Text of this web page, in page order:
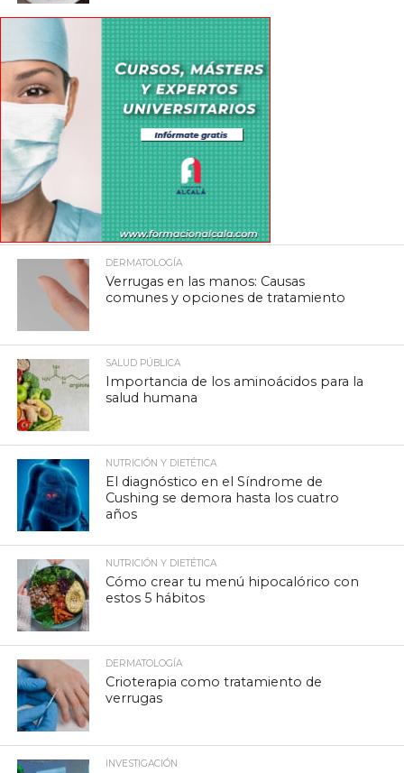
DERMATOLOGÍA
Verrugas en las manos: Causas
comunes y opciones de tratamiento
SALUD PÚBLICA
Importancia de los aminoácidos para la
salud humana
NUTRICIÓN Y DIETÉTICA
El diagnóstico en el Síndrome de
Cushing se demora hasta los cuatro
años
NUTRICIÓN Y DIETÉTICA
Cómo crear tu menú hipocalórico con
estos 5 hábitos
DERMATOLOGÍA
Crioterapia como tratamiento de
verrugas
INVESTIGACIÓN